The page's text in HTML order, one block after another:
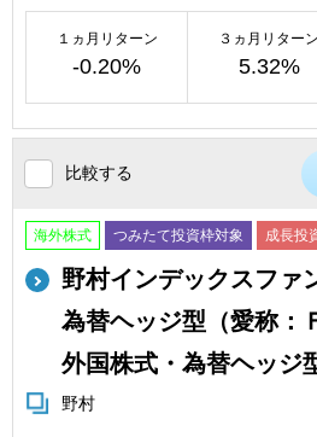
１ヵ月リターン
-0.20%
３ヵ月リターン
5.32%
比較する
海外株式 つみたて投資枠対象 成長投
野村インデックスファ
為替ヘッジ型（愛称
外国株式・為替ヘッジ
野村